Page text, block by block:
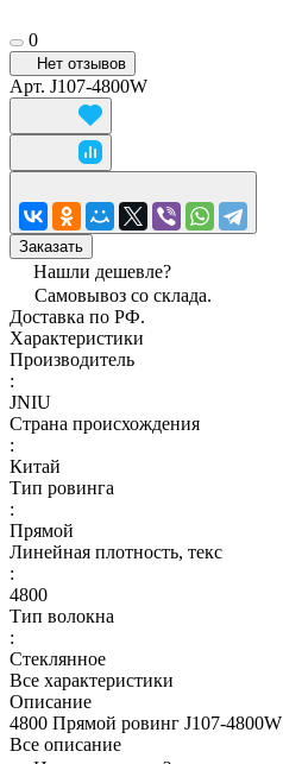
0
Нет отзывов
Арт. J107-4800W
Заказать
Нашли дешевле?
Самовывоз со склада.
Доставка по РФ.
Характеристики
Производитель
:
JNIU
Страна происхождения
:
Китай
Тип ровинга
:
Прямой
Линейная плотность, текс
:
4800
Тип волокна
:
Стеклянное
Все характеристики
Описание
4800 Прямой ровинг J107-4800W
Все описание